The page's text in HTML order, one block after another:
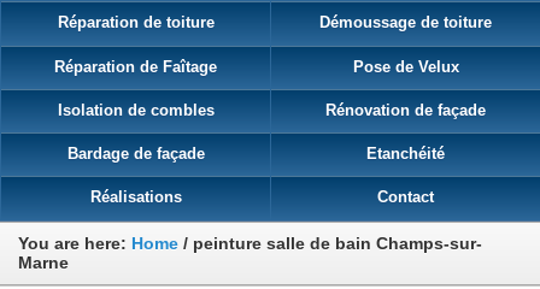
Réparation de toiture Démoussage de toiture
Réparation de Faîtage Pose de Velux
Isolation de combles Rénovation de façade
Bardage de façade Etanchéité
Réalisations Contact
You are here: Home / peinture salle de bain Champs-sur-
Marne